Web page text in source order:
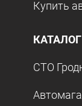
Купить
СТО